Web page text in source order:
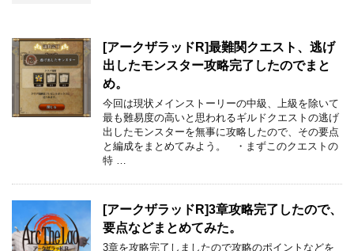
[アークザラッドR]最難関クエスト、逃げ
出したモンスター攻略完了したのでまと
め。
今回は現状メインストーリーの中級、上級を除いて
最も難易度の高いと思われるギルドクエストの逃げ
出したモンスターを無事に攻略したので、その要点
と編成をまとめてみよう。 ・まずこのクエストの
特 …
[アークザラッドR]3章攻略完了したので、
要点などまとめてみた。
3章を攻略完了しましたので攻略のポイントなどを